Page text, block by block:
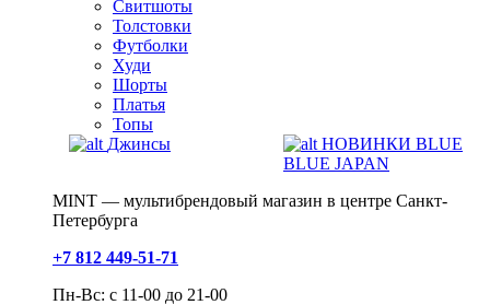
Свитшоты
Толстовки
Футболки
Худи
Шорты
Платья
Топы
Джинсы
НОВИНКИ BLUE
BLUE JAPAN
MINT — мультибрендовый магазин в центре Санкт-
Петербурга
+7 812 449-51-71
Пн-Вс: с 11-00 до 21-00